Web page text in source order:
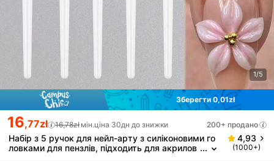
1/5
Зберегти 0,01zł
16,77zł 16,78zł мін.ціна 30дн до знижки 200+ продано
Набір з 5 ручок для нейл-арту з силіконовими го
ловками для пензлів, підходить для акрилов
4,93
(1000+)